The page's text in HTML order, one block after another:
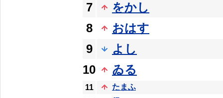
7
をかし
8
おはす
9
よし
10
ゐる
11
たまふ